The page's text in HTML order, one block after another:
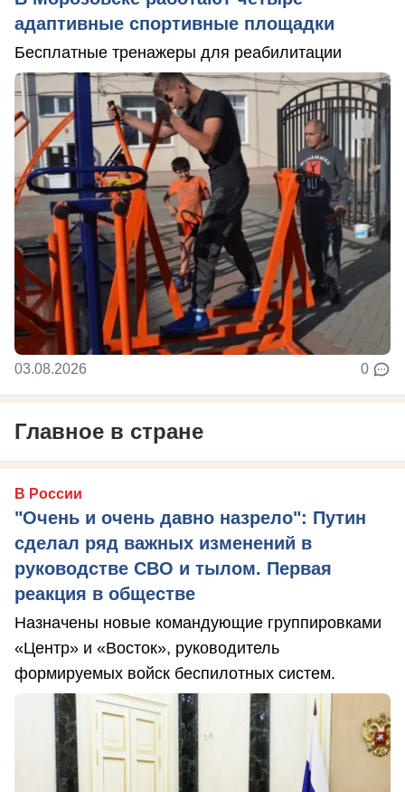
адаптивные спортивные площадки
Бесплатные тренажеры для реабилитации
03.08.2026 0
Главное в стране
В России
"Очень и очень давно назрело": Путин
сделал ряд важных изменений в
руководстве СВО и тылом. Первая
реакция в обществе
Назначены новые командующие группировками
«Центр» и «Восток», руководитель
формируемых войск беспилотных систем.